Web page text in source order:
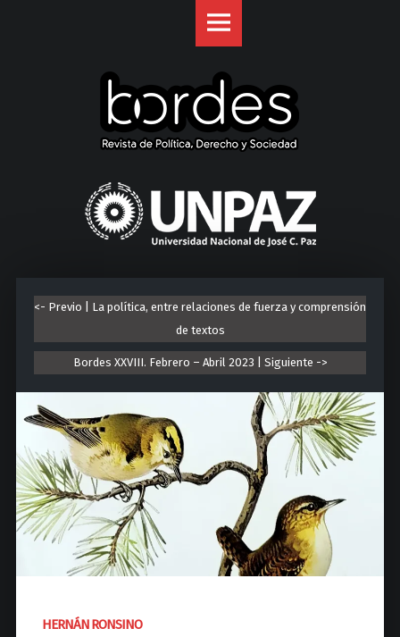
U
n
i
v
r
s
i
d
a
c
<- Previo | La política, entre relaciones de fuerza y comprensión
de textos
Bordes XXVIII. Febrero – Abril 2023 | Siguiente ->
HERNÁN RONSINO